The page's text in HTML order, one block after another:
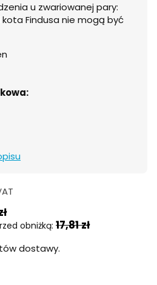
u zwariowanej pary:
Findusa nie mogą być
obniżką: 17,81 zł
dostawy.